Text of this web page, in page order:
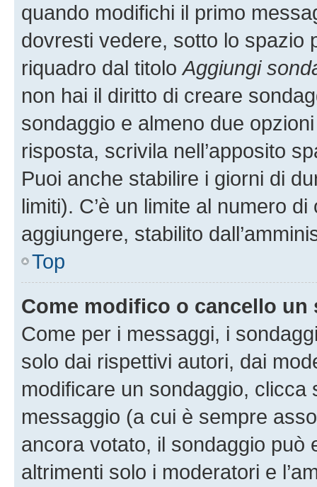
quando modifichi il primo
dovresti vedere, sotto lo spazio
riquadro dal titoloAggiungi
non hai il diritto di creare
sondaggio e almeno due
risposta, scrivila nell’apposito
Puoi anche stabilire i giorni di
limiti). C’è un limite al numero
aggiungere, stabilito
Top
Come modifico o cancello un
Come per i messaggi, i
solo dai rispettivi autori, dai
modificare un sondaggio,
messaggio (a cui è sempre
ancora votato, il sondaggio può
altrimenti solo i moderatori e